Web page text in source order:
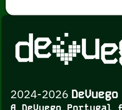
2024-2026